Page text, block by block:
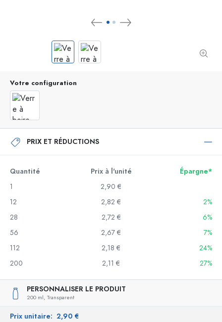
Votre configuration
PRIX ET RÉDUCTIONS
Quantité Prix à l'unité
Épargne*
1
2,90 €
12
2,82 €
2%
28
2,72 €
6%
56
2,67 €
7%
112
2,18 €
24%
200
2,11 € 27%
PERSONNALISER LE PRODUIT
200 ml, Transparent
Prix unitaire: 2,90 €